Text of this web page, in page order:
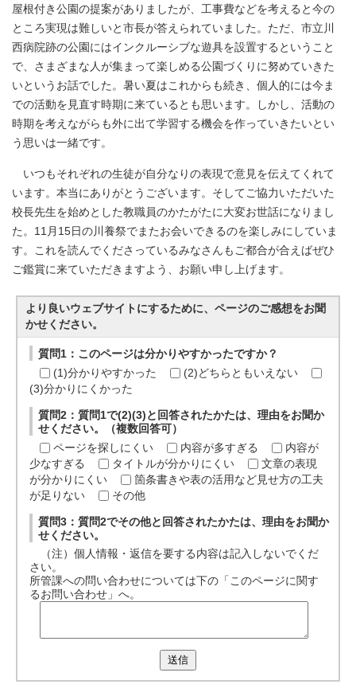
屋根付き公園の提案がありましたが、工事費などを考えると今の
ところ実現は難しいと市長が答えられていました。ただ、市立川
西病院跡の公園にはインクルーシブな遊具を設置するということ
で、さまざまな人が集まって楽しめる公園づくりに努めていきた
いというお話でした。暑い夏はこれからも続き、個人的には今ま
での活動を見直す時期に来ているとも思います。しかし、活動の
時期を考えながらも外に出て学習する機会を作っていきたいとい
う思いは一緒です。
いつもそれぞれの生徒が自分なりの表現で意見を伝えてくれて
います。本当にありがとうございます。そしてご協力いただいた
校長先生を始めとした教職員のかたがたに大変お世話になりまし
た。11月15日の川養祭でまたお会いできるのを楽しみにしていま
す。これを読んでくださっているみなさんもご都合が合えばぜひ
ご鑑賞に来ていただきますよう、お願い申し上げます。
より良いウェブサイトにするために、ページのご感想をお聞
かせください。
質問1：このページは分かりやすかったですか？
(1)分かりやすかった
(2)どちらともいえない
(3)分かりにくかった
質問2：質問1で(2)(3)と回答されたかたは、理由をお聞か
せください。（複数回答可）
ページを探しにくい
内容が多すぎる
内容が
少なすぎる
タイトルが分かりにくい
文章の表現
が分かりにくい
箇条書きや表の活用など見せ方の工夫
が足りない
その他
質問3：質問2でその他と回答されたかたは、理由をお聞か
せください。
（注）個人情報・返信を要する内容は記入しないでくだ
さい。
所管課への問い合わせについては下の「このページに関す
るお問い合わせ」へ。
送信